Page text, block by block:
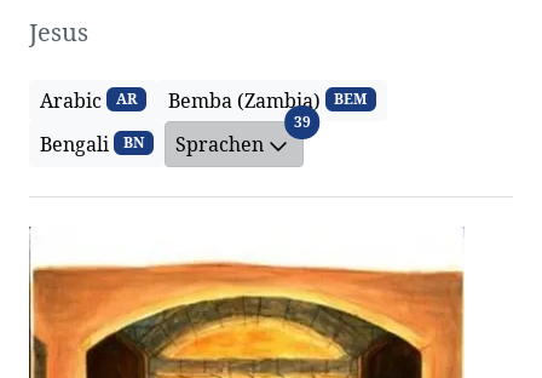
Jesus
Arabic AR Bemba (Zambia) BEM
Bengali BN Sprachen
39Sprachen